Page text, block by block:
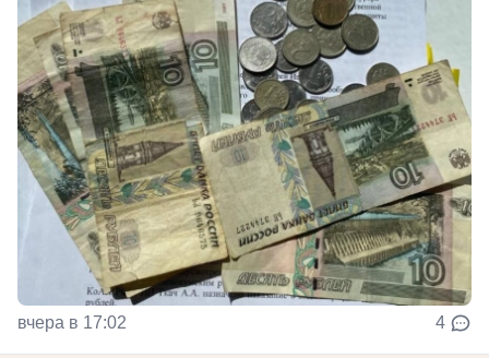
вчера в 17:02 4